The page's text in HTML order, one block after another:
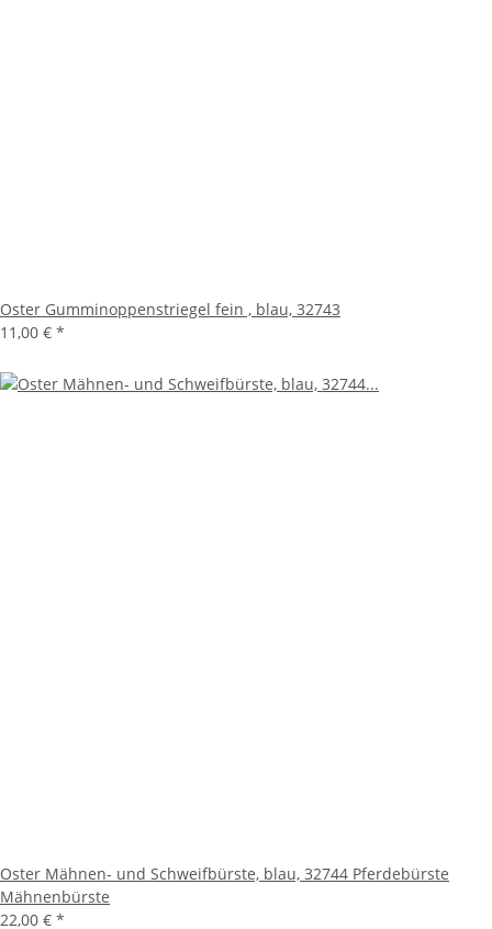
Oster Gumminoppenstriegel fein , blau, 32743
11,00 € *
Oster Mähnen- und Schweifbürste, blau, 32744 Pferdebürste
Mähnenbürste
22,00 € *